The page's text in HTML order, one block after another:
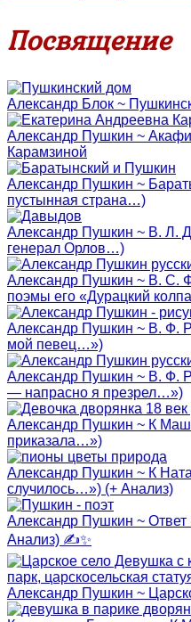
Посвящение
Александр Блок ~
Александр Пушкин ~
Карамзиной
Александр Пушкин ~
пустынная страна…)
Александр Пушкин ~ В. Л.
генерал Орлов…)
Александр Пушкин ~ В. С.
поэмы его «Дурацкий
Александр Пушкин ~ В. Ф.
мой певец…»)
Александр Пушкин ~ В. Ф.
— напрасно я презрел…»)
Александр Пушкин ~ К
приказала…»)
Александр Пушкин ~ К
случилось…») (+ Анализ)
Александр Пушкин ~ Ответ
Анализ) ✍✨
Александр Пушкин ~